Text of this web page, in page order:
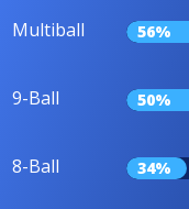
Multiball 56%
9-Ball 50%
8-Ball 34%